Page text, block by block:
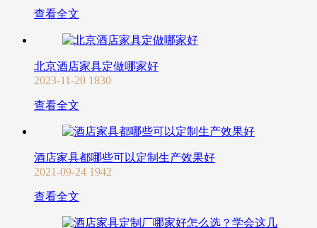
查看全文
北京酒店家具定做哪家好
2023-11-20 1830
查看全文
酒店家具都哪些可以定制生产效果好
2021-09-24 1942
查看全文